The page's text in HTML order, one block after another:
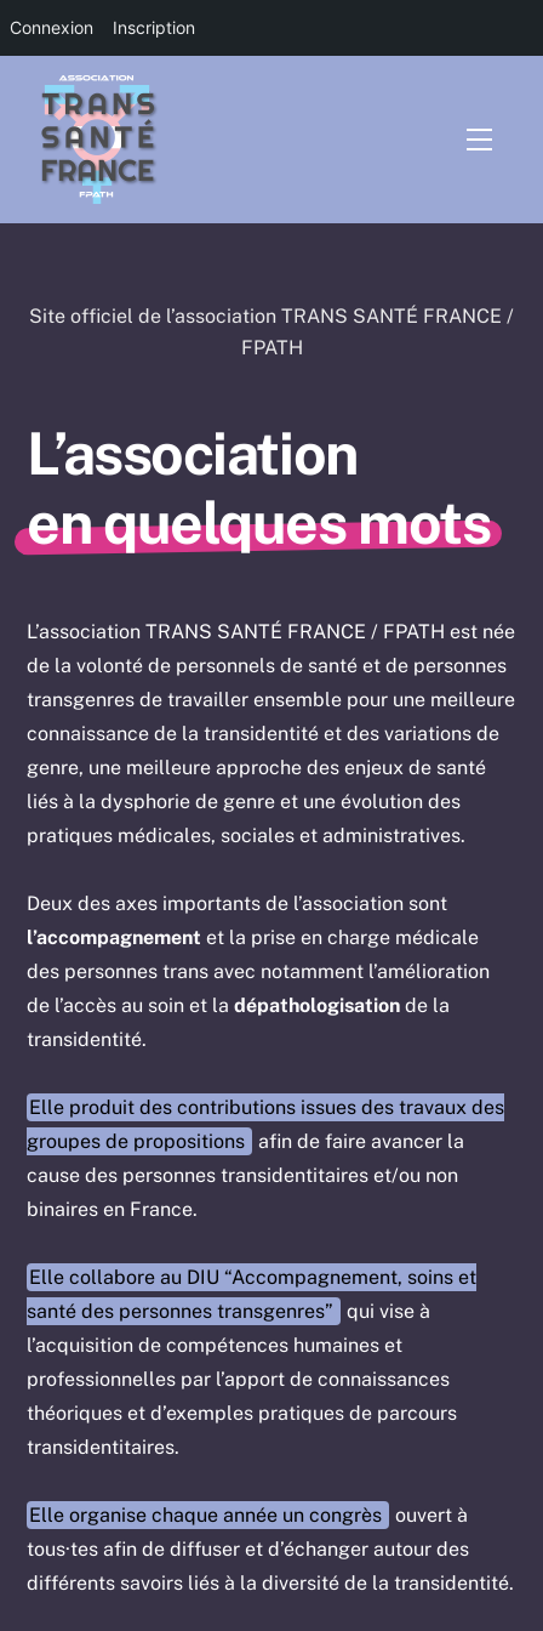
content
Connexion Inscription
Menu
Site officiel de l’association TRANS SANTÉ FRANCE /
FPATH
L’association
en quelques mots
L’association TRANS SANTÉ FRANCE / FPATH est née
de la volonté de personnels de santé et de personnes
transgenres de travailler ensemble pour une meilleure
connaissance de la transidentité et des variations de
genre, une meilleure approche des enjeux de santé
liés à la dysphorie de genre et une évolution des
pratiques médicales, sociales et administratives.
Deux des axes importants de l’association sont
l’accompagnement et la prise en charge médicale
des personnes trans avec notamment l’amélioration
de l’accès au soin et ladépathologisation de la
transidentité.
Elle produit des contributions issues des travaux des
groupes de propositions afin de faire avancer la
cause des personnes transidentitaires et/ou non
binaires en France.
Elle collabore au DIU “Accompagnement, soins et
santé des personnes transgenres”
qui vise à
l’acquisition de compétences humaines et
professionnelles par l’apport de connaissances
théoriques et d’exemples pratiques de parcours
transidentitaires.
Elle organise chaque année un congrès ouvert à
tous·tes afin de diffuser et d’échanger autour des
différents savoirs liés à la diversité de la transidentité.